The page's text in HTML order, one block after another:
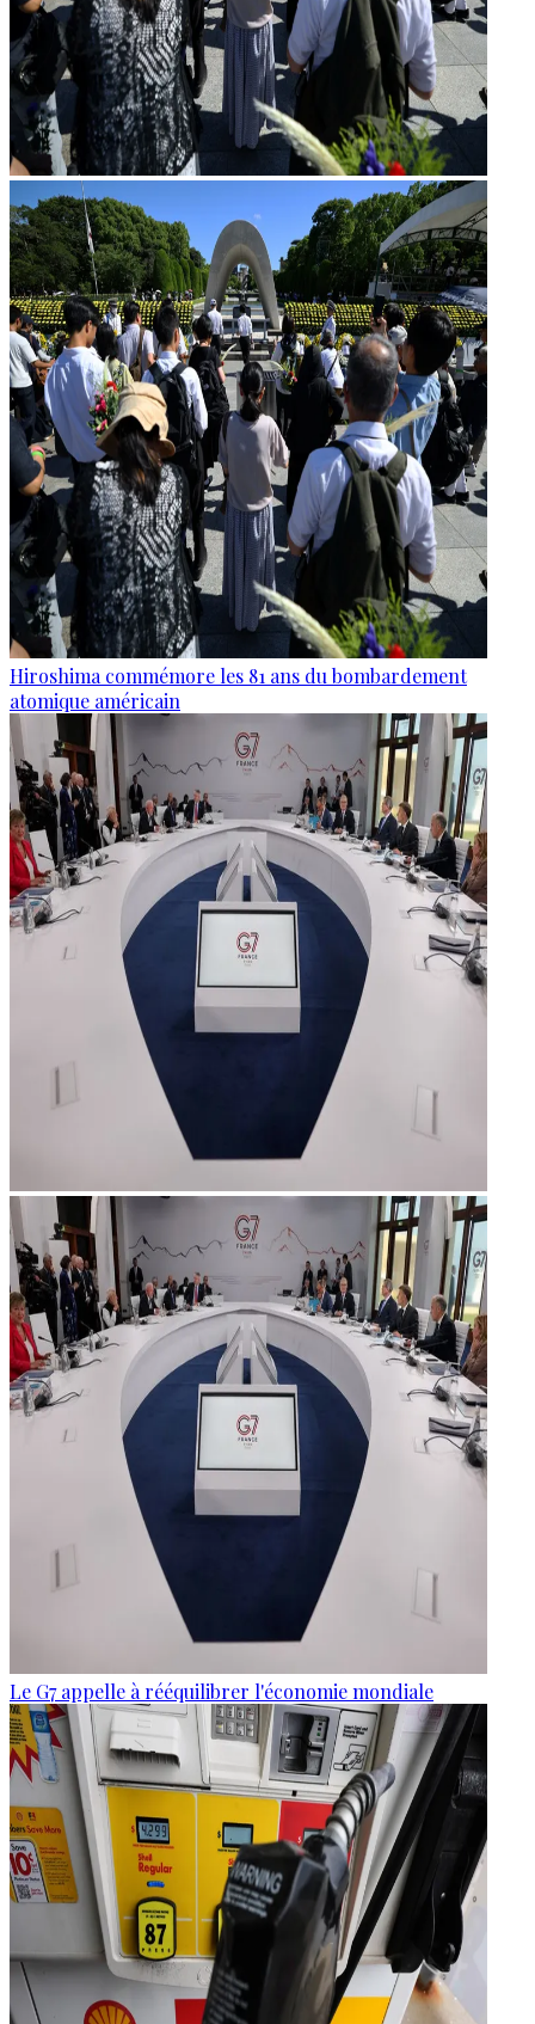
Hiroshima commémore les 81 ans du bombardement
atomique américain
Le G7 appelle à rééquilibrer l'économie mondiale